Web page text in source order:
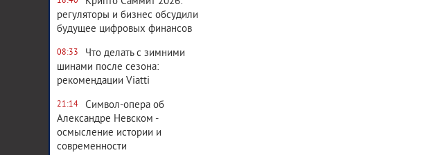
регуляторы и бизнес обсудили
будущее цифровых финансов
08:33
Что делать с зимними
шинами после сезона:
рекомендации Viatti
21:14
Символ-опера об
Александре Невском -
осмысление истории и
современности